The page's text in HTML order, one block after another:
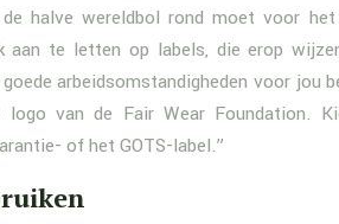
halve wereldbol rond moet voor
te letten op labels, die erop
arbeidsomstandigheden voor jou
van de Fair Wear Foundation.
of het GOTS-label.”